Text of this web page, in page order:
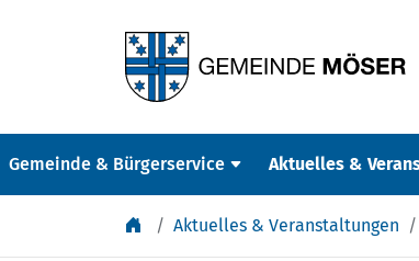
Gemeinde & Bürgerservice Aktuelles &
Aktuelles & Veranstaltungen